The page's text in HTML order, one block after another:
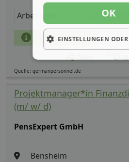
Arbeitszeit
mehr Details
Quelle: germanpersonnel.de
Projektmanager*in
(m/ w/ d)
PensExpert GmbH
Bensheim
OK
EINSTELLUNGEN